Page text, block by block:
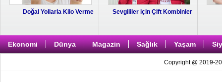
Doğal Yollarla Kilo Verme Sevgililer için Çift Kombinler
Ekonomi Dünya Magazin Sağlık Yaşam
Copyright @ 2019-